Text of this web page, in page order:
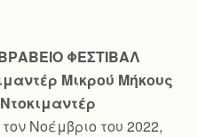
ΦΕΣΤΙΒΑΛ
Μικρού Μήκους
Νοέμβριο του 2022,